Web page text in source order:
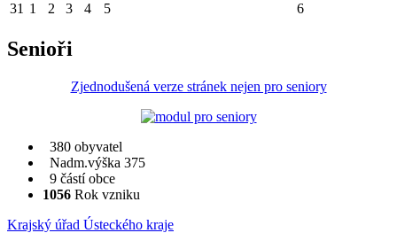
31 1 2 3 4 5 6
Senioři
Zjednodušená verze stránek nejen pro seniory
380 obyvatel
Nadm.výška 375
9 částí obce
1056 Rok vzniku
Krajský úřad Ústeckého kraje